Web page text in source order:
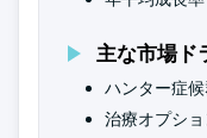
主な市場ド
ハンター症
治療オプシ